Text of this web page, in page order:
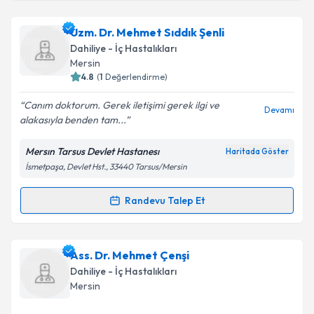
Takvim Talebini Gönder
Uzm. Dr. Mahmut Akgöz için randevu takvimi talebi
oluşturun. Size bu uzmandan randevu almanız için bir
takvim hazırlandığında e-posta ile bilgilendireceğiz.
Kişisel verilerimin işlenmesine ilişkin
Aydınlatma
Metni'ni okudum ve kişisel verilerimin belirtilen
kapsamda işlenmesini kabul ediyorum.
Uzm. Dr. Mehmet Sıddık Şenli
Dahiliye - İç Hastalıkları
Mersin
4.8 (1 Değerlendirme)
Canım doktorum. Gerek iletişimi gerek ilgi ve
alakasıyla benden tam...
Devamı
Mersın Tarsus Devlet Hastanesı Haritada Göster
İsmetpaşa, Devlet Hst., 33440 Tarsus/Mersin
Randevu Talep Et
Randevu Takvimi Talebi
Uzm. Dr. Mehmet Sıddık Şenli
talebi oluşturun. Size bu uzmandan randevu almanız
için bir takvim hazırlandığında e-posta ile
Ass. Dr. Mehmet Çenşi
Dahiliye - İç Hastalıkları
Mersin